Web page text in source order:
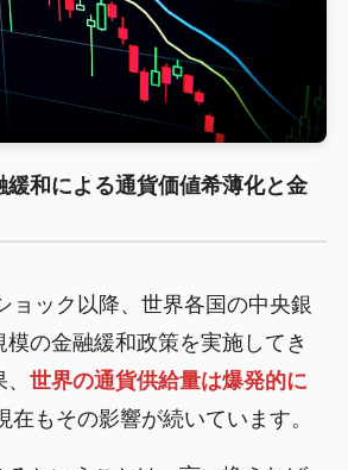
緩和による通貨価値希薄化と金
ョック以降、世界各国の中央銀
の金融緩和政策を実施してき
世界の通貨供給量は爆発的に
在もその影響が続いています。